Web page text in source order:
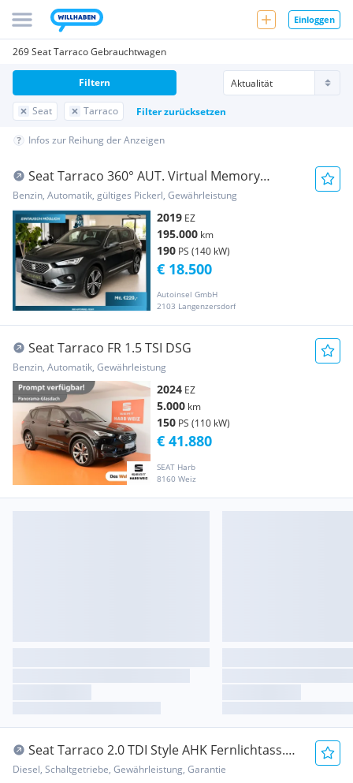
Einloggen
269 Seat Tarraco Gebrauchtwagen
Seat Tarraco Filter zurücksetzen
Filtern
Infos zur Reihung der Anzeigen
Seat Tarraco 360° AUT. Virtual Memory
Xcellence 4Drive
Benzin, Automatik, gültiges Pickerl, Gewährleistung
2019 EZ
195.000 km
190 PS (140 kW)
Autoinsel GmbH
2103 Langenzersdorf
€ 18.500
Seat Tarraco FR 1.5 TSI DSG
Benzin, Automatik, Gewährleistung
2024 EZ
5.000 km
150 PS (110 kW)
SEAT Harb
8160 Weiz
€ 41.880
Seat Tarraco 2.0 TDI Style AHK Fernlichtass.
Kam. LED
Diesel, Schaltgetriebe, Gewährleistung, Garantie